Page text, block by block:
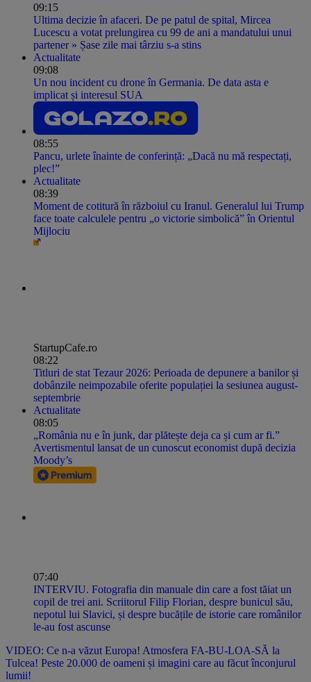
09:15
Ultima decizie în afaceri. De pe patul de spital, Mircea
Lucescu a votat prelungirea cu 99 de ani a mandatului unui
partener » Șase zile mai târziu s-a stins
Actualitate
09:08
Un nou incident cu drone în Germania. De data asta e
implicat și interesul SUA
08:55
Pancu, urlete înainte de conferință: „Dacă nu mă respectați,
plec!”
Actualitate
08:39
Moment de cotitură în războiul cu Iranul. Generalul lui Trump
face toate calculele pentru „o victorie simbolică” în Orientul
Mijlociu
StartupCafe.ro
08:22
Titluri de stat Tezaur 2026: Perioada de depunere a banilor și
dobânzile neimpozabile oferite populației la sesiunea august-
septembrie
Actualitate
08:05
„România nu e în junk, dar plătește deja ca și cum ar fi.”
Avertismentul lansat de un cunoscut economist după decizia
Moody’s
07:40
INTERVIU. Fotografia din manuale din care a fost tăiat un
copil de trei ani. Scriitorul Filip Florian, despre bunicul său,
nepotul lui Slavici, și despre bucățile de istorie care românilor
le-au fost ascunse
VIDEO: Ce n-a văzut Europa! Atmosfera FA-BU-LOA-SĂ la
Tulcea! Peste 20.000 de oameni și imagini care au făcut înconjurul
lumii!